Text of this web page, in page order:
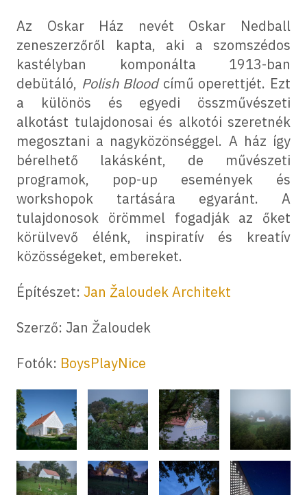
Az Oskar Ház nevét Oskar Nedball
zeneszerzőről kapta, aki a szomszédos
kastélyban komponálta 1913-ban
debütáló, Polish Bloodcímű operettjét. Ezt
a különös és egyedi összművészeti
alkotást tulajdonosai és alkotói szeretnék
megosztani a nagyközönséggel. A ház így
bérelhető lakásként, de művészeti
programok, pop-up események és
workshopok tartására egyaránt. A
tulajdonosok örömmel fogadják az őket
körülvevő élénk, inspiratív és kreatív
közösségeket, embereket.
Építészet: Jan Žaloudek Architekt
Szerző: Jan Žaloudek
Fotók: BoysPlayNice